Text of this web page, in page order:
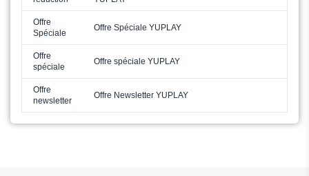
Offre
Spéciale
Offre Spéciale YUPLAY
Offre
spéciale
Offre spéciale YUPLAY
Offre
newsletter
Offre Newsletter YUPLAY